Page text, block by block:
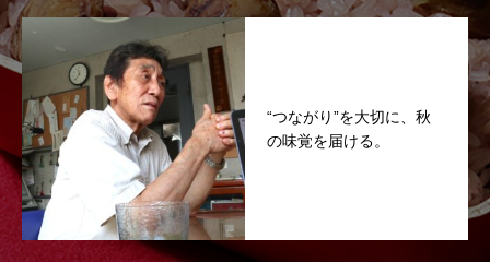
“つながり”を大切に、秋
の味覚を届ける。